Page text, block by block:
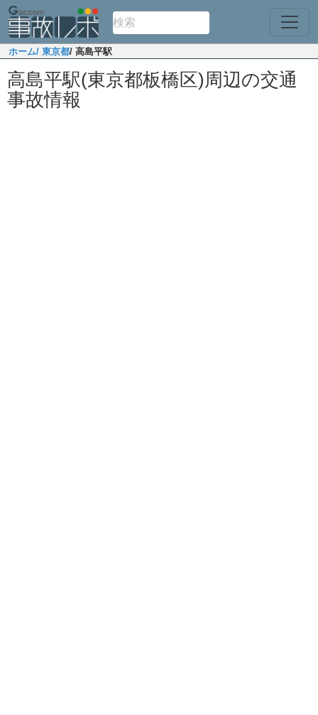
ホーム/ 東京都/ 高島平駅
高島平駅(東京都板橋区)周辺の交通
事故情報